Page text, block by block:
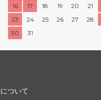
16
17 18 19 20 21
23
24 25 26 27 28
30
31
ついて